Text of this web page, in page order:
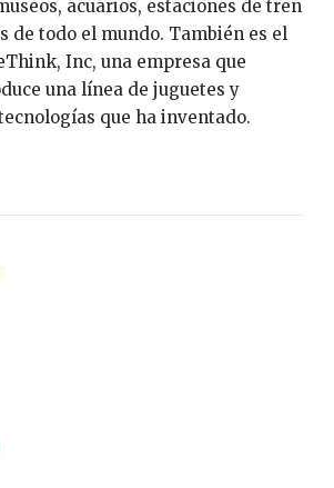
acuarios, estaciones de tren
de todo el mundo. También es el
Inc, una empresa que
una línea de juguetes y
que ha inventado.